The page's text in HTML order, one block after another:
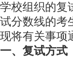
学校组织的复
试分数线的考
现将有关事项
一、复试方式